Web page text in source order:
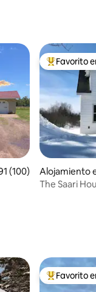
promedio:
(100)
Favorito
Favorito
Alojamiento
The Saari
Favorito
Favorito